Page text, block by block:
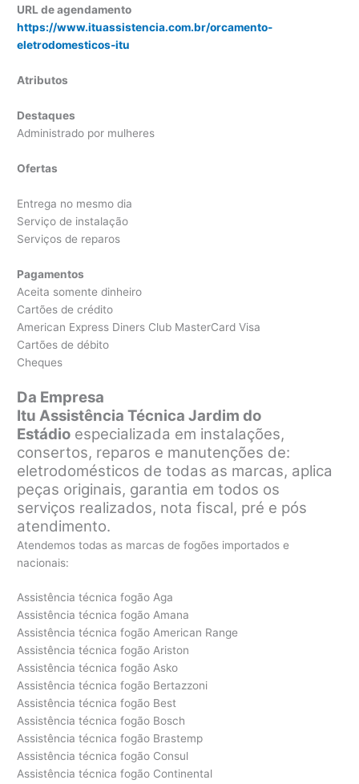
URL de agendamento
https://www.ituassistencia.com.br/orcamento-
eletrodomesticos-itu
Atributos
Destaques
Administrado por mulheres
Ofertas
Entrega no mesmo dia
Serviço de instalação
Serviços de reparos
Pagamentos
Aceita somente dinheiro
Cartões de crédito
American Express Diners Club MasterCard Visa
Cartões de débito
Cheques
Da Empresa
Itu Assistência Técnica Jardim do
Estádio especializada em instalações,
consertos, reparos e manutenções de:
eletrodomésticos de todas as marcas, aplica
peças originais, garantia em todos os
serviços realizados, nota fiscal, pré e pós
atendimento.
Atendemos todas as marcas de fogões importados e
nacionais:
Assistência técnica fogão Aga
Assistência técnica fogão Amana
Assistência técnica fogão American Range
Assistência técnica fogão Ariston
Assistência técnica fogão Asko
Assistência técnica fogão Bertazzoni
Assistência técnica fogão Best
Assistência técnica fogão Bosch
Assistência técnica fogão Brastemp
Assistência técnica fogão Consul
Assistência técnica fogão Continental